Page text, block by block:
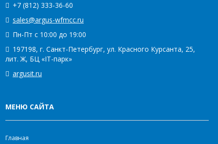
+7 (812) 333-36-60
sales@argus-wfmcc.ru
Пн-Пт с 10:00 до 19:00
197198, г. Санкт-Петербург, ул. Красного Курсанта, 25,
лит. Ж, БЦ «IT-парк»
argusit.ru
МЕНЮ САЙТА
Главная